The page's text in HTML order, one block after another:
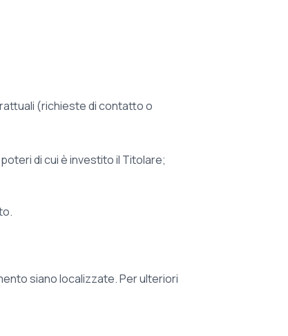
(richieste di contatto o
di cui è investito il Titolare;
siano localizzate. Per ulteriori